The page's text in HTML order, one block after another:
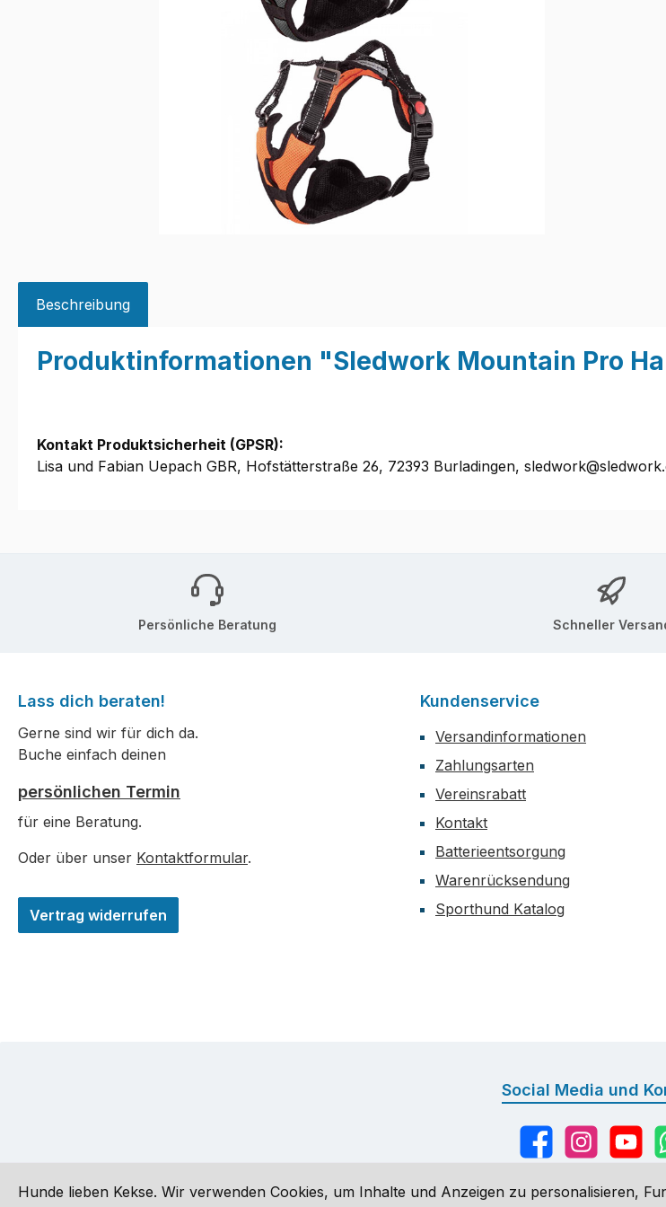
Beschreibung
Produktinformationen "Sledwork Mountain Pro
Kontakt Produktsicherheit (GPSR):
Lisa und Fabian Uepach GBR, Hofstätterstraße 26, 72393 Burladingen,
Persönliche Beratung Schneller
Lass dich beraten!
Gerne sind wir für dich da.
Buche einfach deinen
persönlichen Termin
für eine Beratung.
Oder über unser Kontaktformular.
Vertrag widerrufen
Kundenservice
Versandinformationen
Zahlungsarten
Vereinsrabatt
Kontakt
Batterieentsorgung
Warenrücksendung
Sporthund Katalog
Social Media und
FacebookInstagramYouTube
Hunde lieben Kekse. Wir verwenden Cookies, um Inhalte und Anzeigen zu personalisieren,